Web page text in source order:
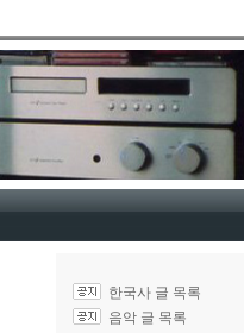
한국사 글 목록
음악 글 목록